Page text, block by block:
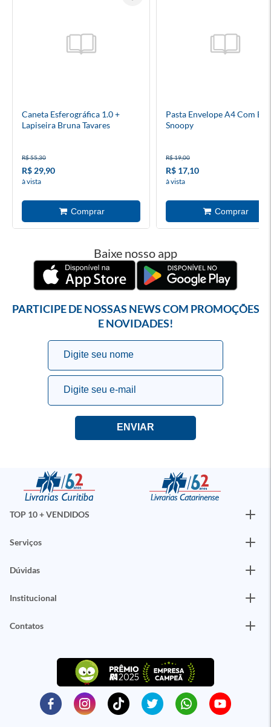
Caneta Esferográfica 1.0 +
Lapiseira Bruna Tavares
R$ 55,30
R$ 29,90
à vista
Pasta Envelope A4 Com
Snoopy
R$ 19,00
R$ 17,10
à vista
Baixe nosso app
PARTICIPE DE NOSSAS NEWS COM PROMOÇÕES
E NOVIDADES!
TOP 10 + VENDIDOS
Serviços
Dúvidas
Institucional
Contatos